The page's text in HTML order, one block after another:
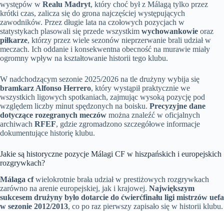
występów w Realu Madryt, który choć był z Málagą tylko przez
krótki czas, zalicza się do grona najczęściej występujących
zawodników. Przez długie lata na czołowych pozycjach w
statystykach plasowali się przede wszystkim wychowankowie oraz
piłkarze, którzy przez wiele sezonów nieprzerwanie brali udział w
meczach. Ich oddanie i konsekwentna obecność na murawie miały
ogromny wpływ na kształtowanie historii tego klubu.
W nadchodzącym sezonie 2025/2026 na tle drużyny wybija się
bramkarz Alfonso Herrero, który wystąpił praktycznie we
wszystkich ligowych spotkaniach, zajmując wysoką pozycję pod
względem liczby minut spędzonych na boisku. Precyzyjne dane
dotyczące rozegranych meczów można znaleźć w oficjalnych
archiwach RFEF, gdzie zgromadzono szczegółowe informacje
dokumentujące historię klubu.
Jakie są historyczne pozycje Málagi CF w hiszpańskich i europejskich
rozgrywkach?
Málaga cfwielokrotnie brała udział w prestiżowych rozgrywkach
zarówno na arenie europejskiej, jak i krajowej. Największym
sukcesem drużyny było dotarcie do ćwierćfinału ligi mistrzów uefa
w sezonie 2012/2013, co po raz pierwszy zapisało się w historii klubu.